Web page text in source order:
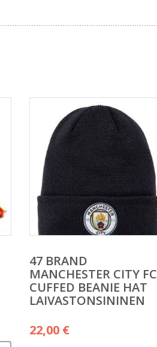
47 BRAND
MANCHESTER CITY FC
CUFFED BEANIE HAT
LAIVASTONSININEN
22,00 €